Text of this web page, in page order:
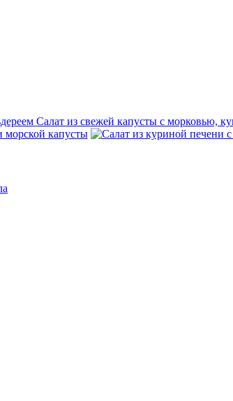
Салат из свежей капусты с морковью,
морской капусты